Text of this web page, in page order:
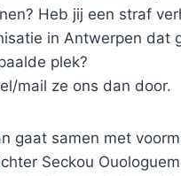
Heb jij een straf
in Antwerpen dat
plek?
mail ze ons dan door.
gaat samen met
Seckou